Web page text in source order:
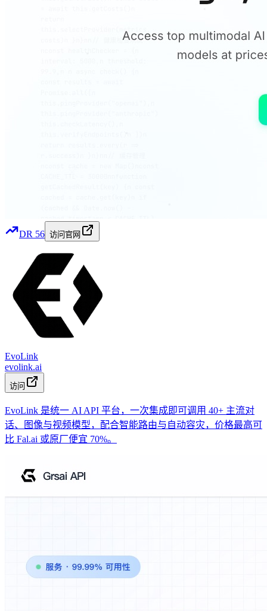
DR 56 访问官网
EvoLink
evolink.ai
访问
EvoLink 是统一 AI API 平台，一次集成即可调用 40+ 主流对
话、图像与视频模型，配合智能路由与自动容灾，价格最高可
比 Fal.ai 或原厂便宜 70%。